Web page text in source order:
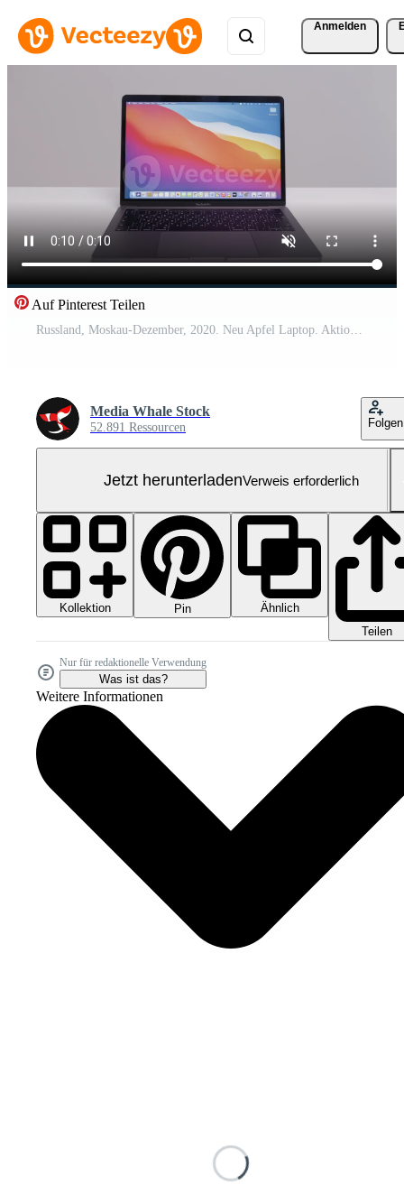
Anmelden
Auf Pinterest Teilen
Russland, Moskau-Dezember, 2020. Neu Apfel Laptop. Aktion. Neu Generation MacBook Laptop mit stilvoll Design und Beste technisch Eigenschaften. Fachmann MacBook auf isoliert Hintergrund
Media Whale Stock
52.891 Ressourcen Folgen
Jetzt herunterladenVerweis erforderlich
Kollektion Pin
Ähnlich
Teilen
Nur für redaktionelle Verwendung
Was ist das?
Weitere Informationen